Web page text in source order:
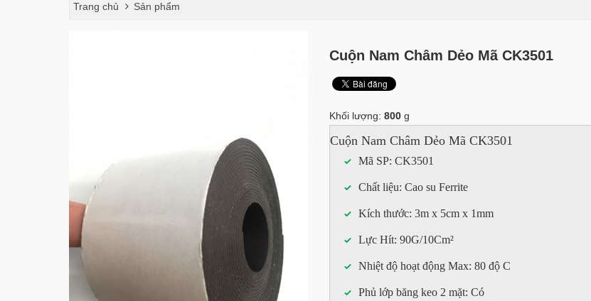
Trang chủ Sản phẩm
Cuộn Nam Châm Dẻo Mã CK3501
Khối lượng: 800 g
Cuộn Nam Châm Dẻo Mã CK3501
Mã SP: CK3501
Chất liệu: Cao su Ferrite
Kích thước: 3m x 5cm x 1mm
Lực Hít: 90G/10Cm²
Nhiệt độ hoạt động Max: 80 độ C
Phủ lớp băng keo 2 mặt: Có